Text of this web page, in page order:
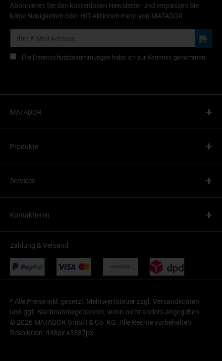
Abonnieren Sie den kostenlosen Newsletter und verpassen Sie
keine Neuigkeiten oder HIT-Aktionen mehr von MATADOR.
Die Datenschutzbestimmungen habe ich zur Kenntnis genommen.
MATADOR +
Produkte +
Services +
Kontaktieren +
Zahlung & Versand
* Alle Preise inkl. gesetzl. Mehrwertsteuer zzgl. Versandkosten
und ggf. Nachnahmegebühren, wenn nicht anders angegeben.
© 2026 MATADOR GmbH & Co. KG. Alle Rechte vorbehalten.
Resolution: 448px x3587px